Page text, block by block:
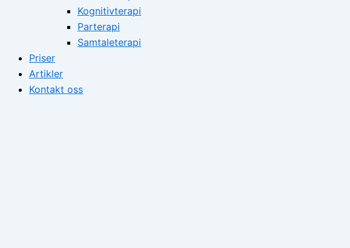
Kognitivterapi
Parterapi
Samtaleterapi
Priser
Artikler
Kontakt oss